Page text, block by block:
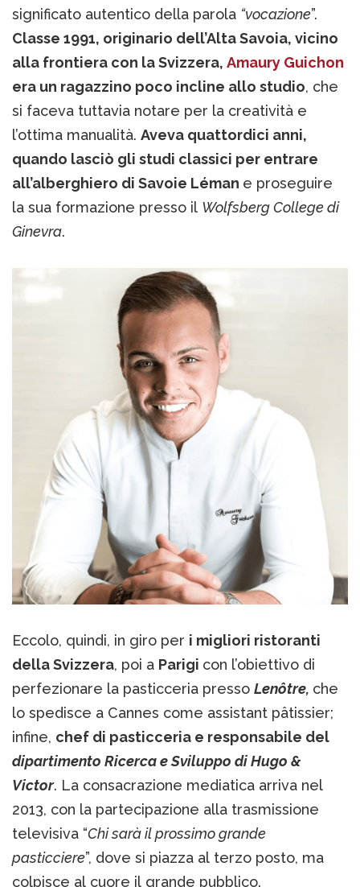
significato autentico della parola “vocazione”.
Classe 1991, originario dell’Alta Savoia, vicino
alla frontiera con la Svizzera, Amaury Guichon
era un ragazzino poco incline allo studio, che
si faceva tuttavia notare per la creatività e
l’ottima manualità. Aveva quattordici anni,
quando lasciò gli studi classici per entrare
all’alberghiero di Savoie Léman e proseguire
la sua formazione presso il Wolfsberg College di
Ginevra.
Eccolo, quindi, in giro per i migliori ristoranti
della Svizzera, poi a Parigi con l’obiettivo di
perfezionare la pasticceria presso Lenôtre, che
lo spedisce a Cannes come assistant pâtissier;
infine, chef di pasticceria e responsabile del
dipartimento Ricerca e Sviluppo di Hugo &
Victor. La consacrazione mediatica arriva nel
2013, con la partecipazione alla trasmissione
televisiva “Chi sarà il prossimo grande
pasticciere”, dove si piazza al terzo posto, ma
colpisce al cuore il grande pubblico.